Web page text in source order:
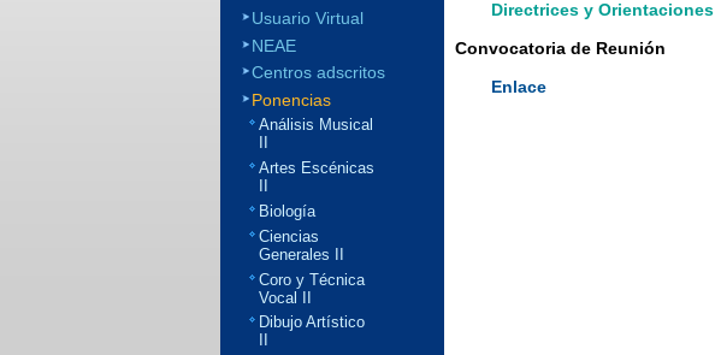
Directrices y Orientaciones
Convocatoria de Reunión
Enlace
Usuario Virtual
NEAE
Centros adscritos
Ponencias
Análisis Musical
Artes Escénicas
Biología
Ciencias
Generales II
Coro y Técnica
Vocal II
Dibujo Artístico